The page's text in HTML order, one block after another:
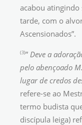
acabou atingindo
tarde, com o
Ascensionados”.
(3)” Deve a
pelo abençoado
lugar de credos
refere-se ao
termo budista
discípula leiga)